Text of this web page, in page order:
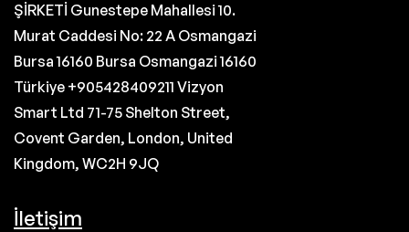
ŞİRKETİ Gunestepe Mahallesi 10.
Murat Caddesi No: 22 A Osmangazi
Bursa 16160 Bursa Osmangazi 16160
Türkiye +905428409211 Vizyon
Smart Ltd 71-75 Shelton Street,
Covent Garden, London, United
Kingdom, WC2H 9JQ
İletişim